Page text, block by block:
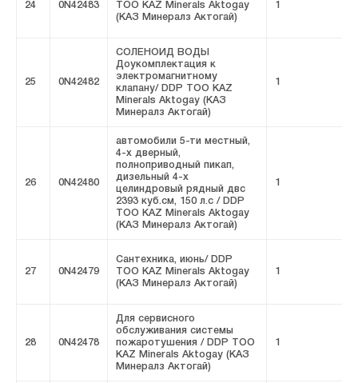
24 0N42483
ТОО KAZ Minerals Aktogay
(КАЗ Минералз Актогай)
1
25 0N42482
СОЛЕНОИД ВОДЫ
Доукомплектация к
электромагнитному
клапану/ DDP ТОО KAZ
Minerals Aktogay (КАЗ
Минералз Актогай)
1
26 0N42480
автомобили 5-ти местный,
4-х дверный,
полноприводный пикап,
дизельный 4-х
целиндровый рядный двс
2393 куб.см, 150 л.с / DDP
ТОО KAZ Minerals Aktogay
(КАЗ Минералз Актогай)
1
27 0N42479
Сантехника, июнь/ DDP
ТОО KAZ Minerals Aktogay
(КАЗ Минералз Актогай)
1
28 0N42478
Для сервисного
обслуживания системы
пожаротушения / DDP ТОО
KAZ Minerals Aktogay (КАЗ
Минералз Актогай)
1